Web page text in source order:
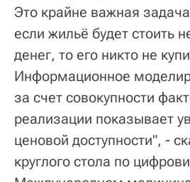
Это крайне важная
если жильё будет стоить
денег, то его никто не
Информационное
за счет совокупности
реализации показывает
ценовой доступности", -
круглого стола по